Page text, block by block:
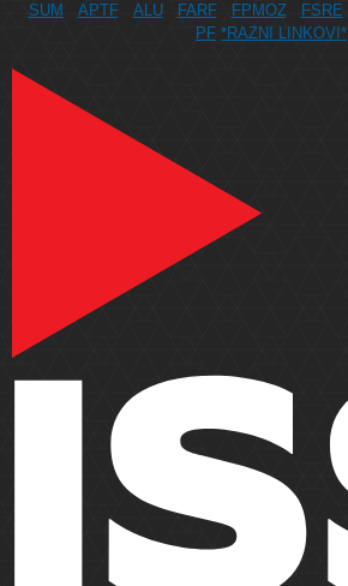
SUM APTF ALU FARF FPMOZ FSRE
PF *RAZNI LINKOVI*